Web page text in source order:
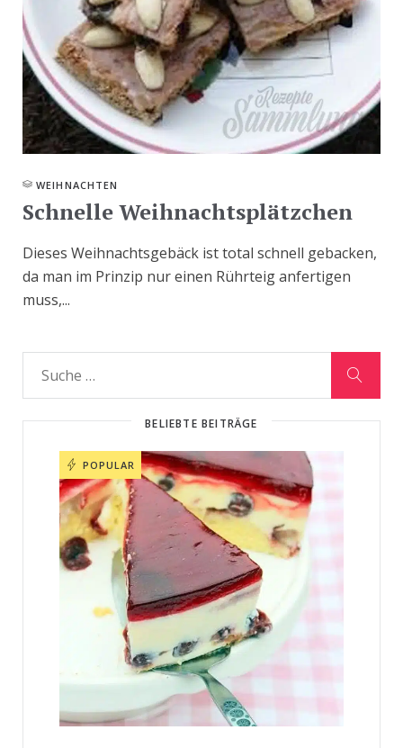
WEIHNACHTEN
Schnelle Weihnachtsplätzchen
Dieses Weihnachtsgebäck ist total schnell gebacken,
da man im Prinzip nur einen Rührteig anfertigen
muss,...
BELIEBTE BEITRÄGE
POPULAR